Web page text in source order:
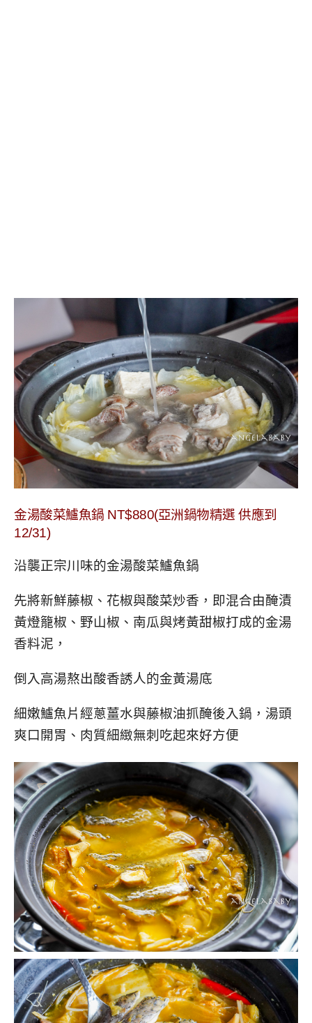
金湯酸菜鱸魚鍋 NT$880(亞洲鍋物精選 供應到
12/31)
沿襲正宗川味的金湯酸菜鱸魚鍋
先將新鮮藤椒、花椒與酸菜炒香，即混合由醃漬
黃燈籠椒、野山椒、南瓜與烤黃甜椒打成的金湯
香料泥，
倒入高湯熬出酸香誘人的金黃湯底
細嫩鱸魚片經蔥薑水與藤椒油抓醃後入鍋， 湯頭
爽口開胃、肉質細緻無刺吃起來好方便